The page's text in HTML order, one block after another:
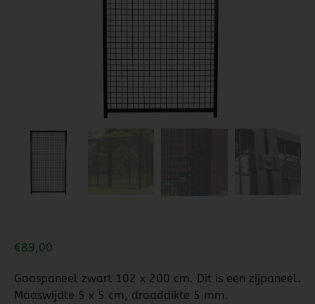
Sale
€89,00
Gaaspaneel zwart 102 x 200 cm. Dit is een zijpaneel.
Maaswijdte 5 x 5 cm, draaddikte 5 mm.